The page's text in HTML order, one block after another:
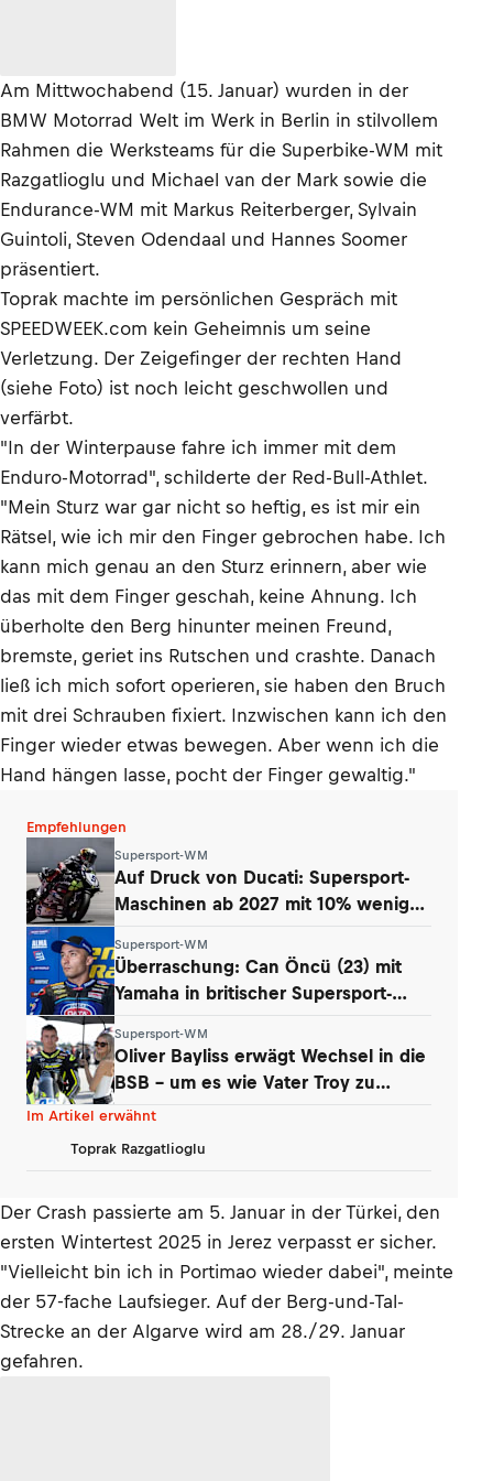
Am Mittwochabend (15. Januar) wurden in der
BMW Motorrad Welt im Werk in Berlin in stilvollem
Rahmen die Werksteams für die Superbike-WM mit
Razgatlioglu und Michael van der Mark sowie die
Endurance-WM mit Markus Reiterberger, Sylvain
Guintoli, Steven Odendaal und Hannes Soomer
präsentiert.
Toprak machte im persönlichen Gespräch mit
SPEEDWEEK.com kein Geheimnis um seine
Verletzung. Der Zeigefinger der rechten Hand
(siehe Foto) ist noch leicht geschwollen und
verfärbt.
"In der Winterpause fahre ich immer mit dem
Enduro-Motorrad", schilderte der Red-Bull-Athlet.
"Mein Sturz war gar nicht so heftig, es ist mir ein
Rätsel, wie ich mir den Finger gebrochen habe. Ich
kann mich genau an den Sturz erinnern, aber wie
das mit dem Finger geschah, keine Ahnung. Ich
überholte den Berg hinunter meinen Freund,
bremste, geriet ins Rutschen und crashte. Danach
ließ ich mich sofort operieren, sie haben den Bruch
mit drei Schrauben fixiert. Inzwischen kann ich den
Finger wieder etwas bewegen. Aber wenn ich die
Hand hängen lasse, pocht der Finger gewaltig."
Empfehlungen
Supersport-WM
Auf Druck von Ducati: Supersport-
Maschinen ab 2027 mit 10% weniger
Supersport-WM
Überraschung: Can Öncü (23) mit
Yamaha in britischer Supersport-
Supersport-WM
Oliver Bayliss erwägt Wechsel in die
BSB – um es wie Vater Troy zu
machen?
Im Artikel erwähnt
Toprak Razgatlioglu
Der Crash passierte am 5. Januar in der Türkei, den
ersten Wintertest 2025 in Jerez verpasst er sicher.
"Vielleicht bin ich in Portimao wieder dabei", meinte
der 57-fache Laufsieger. Auf der Berg-und-Tal-
Strecke an der Algarve wird am 28./29. Januar
gefahren.